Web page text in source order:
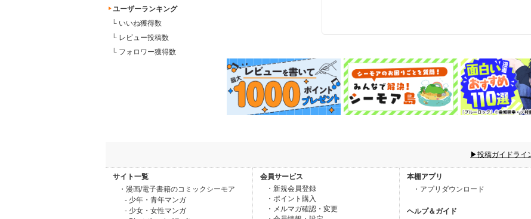
ユーザーランキング
└ いいね獲得数
└ レビュー投稿数
└ フォロワー獲得数
▶投稿ガイドライ
サイト一覧
・漫画/電子書籍のコミックシーモア
- 少年・青年マンガ
- 少女・女性マンガ
会員サービス
・新規会員登録
・ポイント購入
・メルマガ確認・変更
本棚アプリ
・アプリダウンロード
ヘルプ＆ガイド